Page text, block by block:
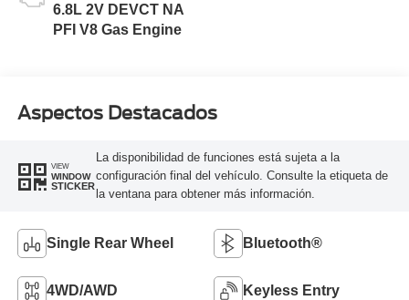
6.8L 2V DEVCT NA
PFI V8 Gas Engine
Aspectos Destacados
VIEW
WINDOW
STICKER
La disponibilidad de funciones está sujeta a la
configuración final del vehículo. Consulte la etiqueta de
la ventana para obtener más información.
Single Rear Wheel Bluetooth®
4WD/AWD Keyless Entry